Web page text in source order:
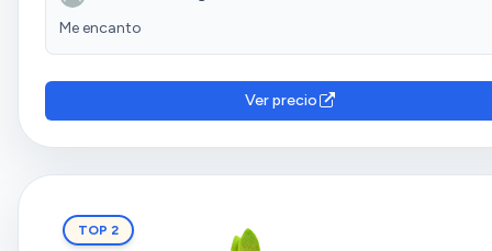
Me encanto
Ver precio
TOP 2